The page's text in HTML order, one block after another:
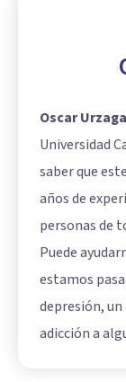
Oscar
Universidad
saber que
años de
personas de
Puede
estamos
depresión,
adicción a